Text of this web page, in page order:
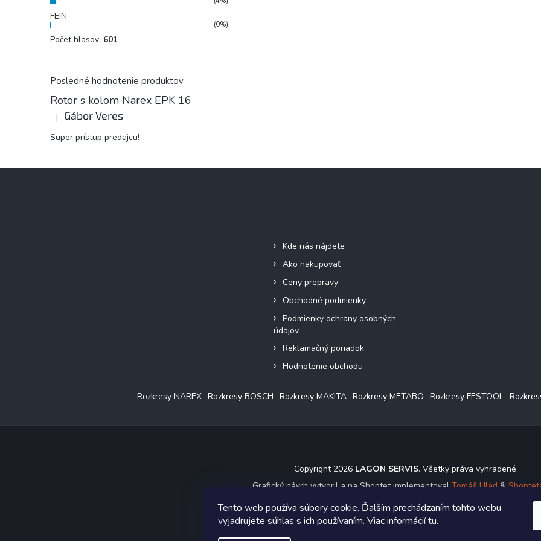
Tento web používa súbory cookie. Ďalším prechádzaním tohto webu
vyjadrujete súhlas s ich používaním. Viac informáciítu.
FEIN
(0%)
Počet hlasov: 601
Posledné hodnotenie produktov
Rotor s kolom Narex EPK 16
Hodnotenie produktu je 5 z 5 hviezdičiek.
| Gábor Veres
Super prístup predajcu!
Kde nás nájdete
Ako nakupovať
Ceny prepravy
Obchodné podmienky
Podmienky ochrany osobných
údajov
Reklamačný poriadok
Hodnotenie obchodu
Rozkresy NAREX Rozkresy BOSCH Rozkresy MAKITA Rozkresy METABO Rozkresy FESTOOL
Copyright 2026 LAGON SERVIS. Všetky práva vyhradené.
Grafický návrh vytvoril a na Shoptet implementoval Tomáš Hlad &
Vytvoril Shoptet